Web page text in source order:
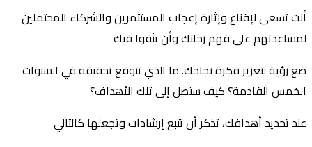
أنت تسعى لإقناع وإثارة إعجاب المستثمرين والشركاء المحتملين
لمساعدتهم على فهم رحلتك وأن يثقوا فيك
ضع رؤية لتعزيز فكرة نجاحك. ما الذي تتوقع تحقيقه في السنوات
الخمس القادمة؟ كيف ستصل إلى تلك الأهداف؟
عند تحديد أهدافك، تذكر أن تتبع إرشادات وتجعلها كالتالي